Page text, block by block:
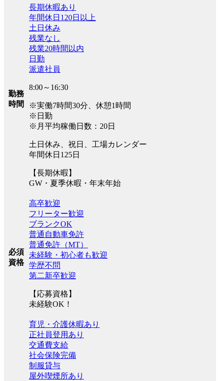
勤務
時間
長期休暇あり
年間休日120日以上
土日休み
残業なし
残業20時間以内
日勤
派遣社員
8:00～16:30
※実働7時間30分、休憩1時間
※日勤
※月平均稼働日数：20日
土日休み、祝日、工場カレンダー
年間休日125日
【長期休暇】
GW・夏季休暇・年末年始
必須
資格
高卒歓迎
フリーター歓迎
ブランクOK
普通自動車免許
普通免許（MT）
未経験・初心者も歓迎
学歴不問
第二新卒歓迎
【応募資格】
未経験OK！
育児・介護休暇あり
正社員登用あり
交通費支給
社会保険完備
制服貸与
屋外喫煙所あり